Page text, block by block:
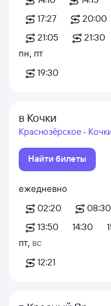
17:27
20:00
21:05
21:30
пн, пт
19:30
в Кочки
Краснозёрское -
Найти билеты
ежедневно
02:20
08:30
13:50
14:30
пт, вс
12:21